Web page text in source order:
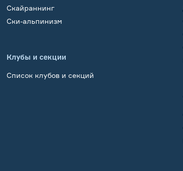
Скайраннинг
Ски-альпинизм
Клубы и секции
Список клубов и секций